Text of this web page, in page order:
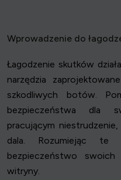
Wprowadzenie do
Łagodzenie skutków
narzędzia
szkodliwych botów.
bezpieczeństwa dla
pracującym
dala. Rozumiejąc te
bezpieczeństwo
witryny.